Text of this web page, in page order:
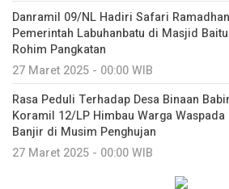
Danramil 09/NL Hadiri Safari Ramadhan
Pemerintah Labuhanbatu di Masjid
Rohim Pangkatan
27 Maret 2025 - 00:00 WIB
Rasa Peduli Terhadap Desa Binaan
Koramil 12/LP Himbau Warga Waspada
Banjir di Musim Penghujan
27 Maret 2025 - 00:00 WIB